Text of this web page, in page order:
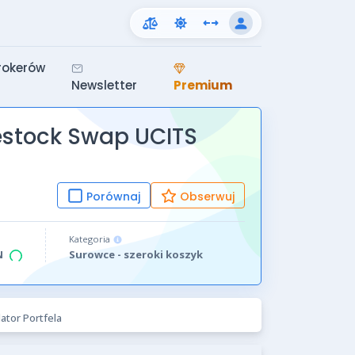
Newsletter
Premium
Swap UCITS
Porównaj Obserwuj
Kategoria
Surowce - szeroki koszyk
Portfela